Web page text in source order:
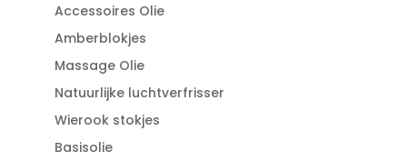
Accessoires Olie
Amberblokjes
Massage Olie
Natuurlijke luchtverfrisser
Wierook stokjes
Basisolie